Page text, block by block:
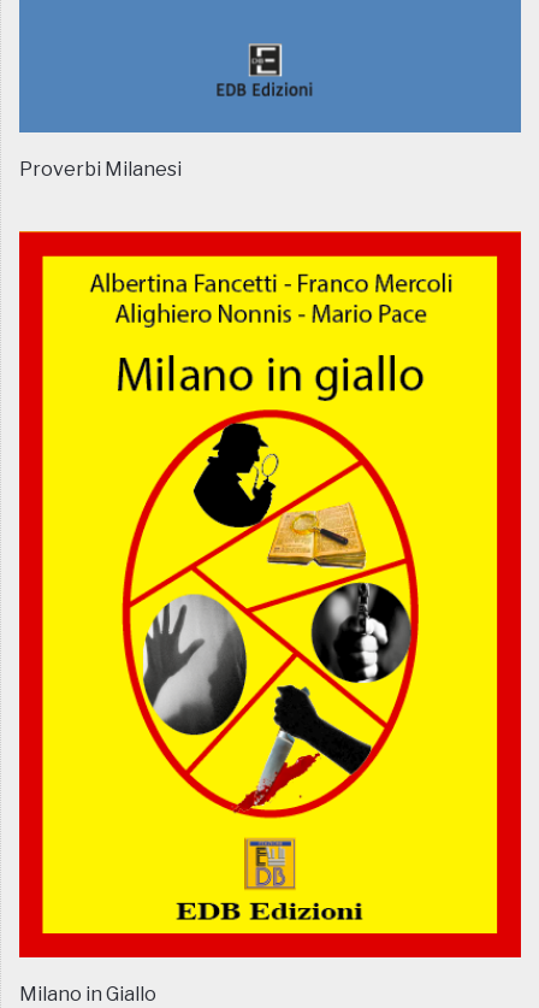
Proverbi Milanesi
Milano in Giallo